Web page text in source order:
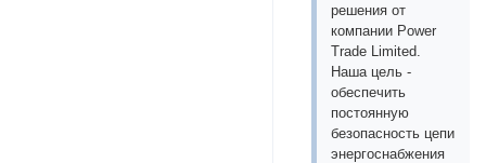
решения от
компании Power
Trade Limited.
Наша цель -
обеспечить
постоянную
безопасность цепи
энергоснабжения